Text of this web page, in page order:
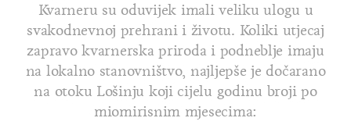
Kvarneru su oduvijek imali veliku ulogu u
svakodnevnoj prehrani i životu. Koliki utjecaj
zapravo kvarnerska priroda i podneblje imaju
na lokalno stanovništvo, najljepše je dočarano
na otoku Lošinju koji cijelu godinu broji po
miomirisnim mjesecima: